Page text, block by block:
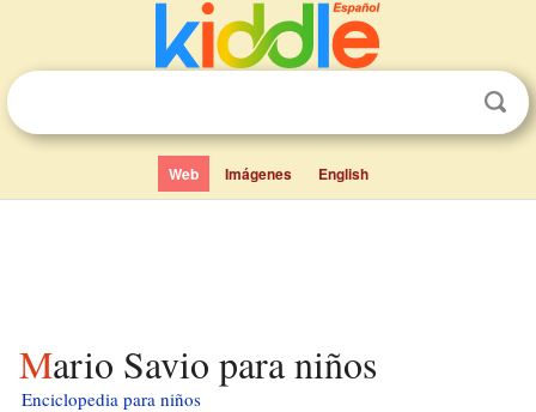
Web Imágenes English
Mario Savio para niños
Enciclopedia para niños